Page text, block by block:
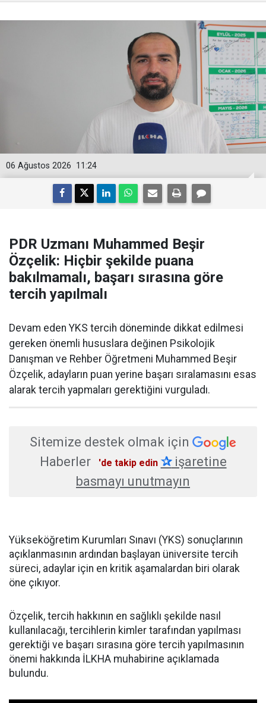
11:24
06 Ağustos 2026
PDR Uzmanı Muhammed Beşir
Özçelik: Hiçbir şekilde puana
bakılmamalı, başarı sırasına göre
tercih yapılmalı
Devam eden YKS tercih döneminde dikkat edilmesi
gereken önemli hususlara değinen Psikolojik
Danışman ve Rehber Öğretmeni Muhammed Beşir
Özçelik, adayların puan yerine başarı sıralamasını esas
alarak tercih yapmaları gerektiğini vurguladı.
Sitemize destek olmak için
Haberler
'de takip edin ✰işaretine
basmayı unutmayın
Yükseköğretim Kurumları Sınavı (YKS) sonuçlarının
açıklanmasının ardından başlayan üniversite tercih
süreci, adaylar için en kritik aşamalardan biri olarak
öne çıkıyor.
Özçelik, tercih hakkının en sağlıklı şekilde nasıl
kullanılacağı, tercihlerin kimler tarafından yapılması
gerektiği ve başarı sırasına göre tercih yapılmasının
önemi hakkında İLKHA muhabirine açıklamada
bulundu.